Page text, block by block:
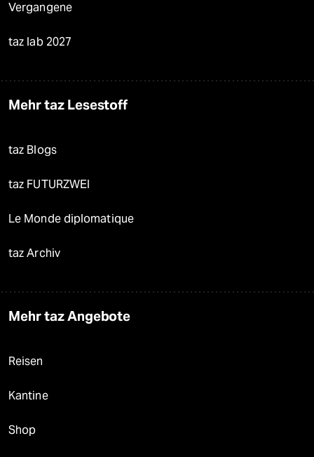
Vergangene
taz lab 2027
Mehr taz Lesestoff
taz Blogs
taz FUTURZWEI
Le Monde diplomatique
taz Archiv
Mehr taz Angebote
Reisen
Kantine
Shop